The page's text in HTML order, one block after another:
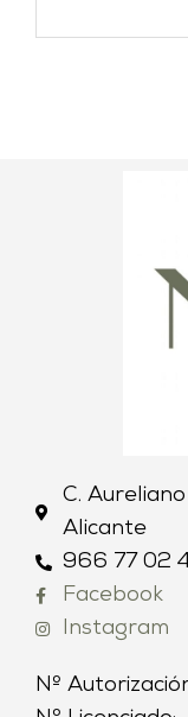
C.
Alicante
966 77 02
Facebook
Instagram
Nº